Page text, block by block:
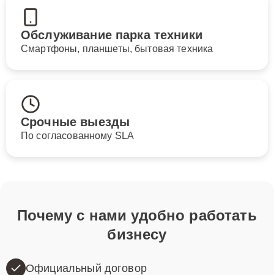
Обслуживание парка техники
Смартфоны, планшеты, бытовая техника
Срочные выезды
По согласованному SLA
Почему с нами удобно работать
бизнесу
Официальный договор